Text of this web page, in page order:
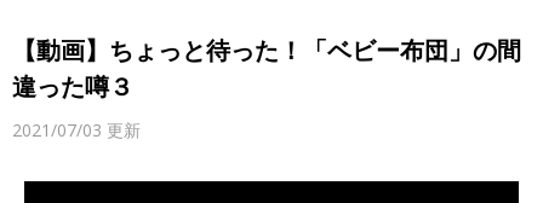
【動画】ちょっと待った！「ベビー布団」の間
違った噂３
2021/07/03 更新